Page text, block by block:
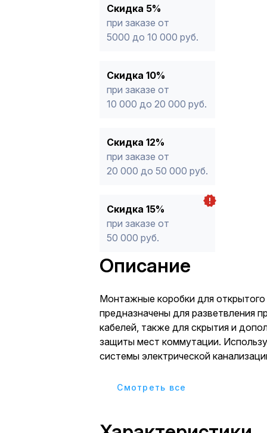
* -Для заказов, состоящих
продукции, максимальная скидка
Скидка 5%
при заказе от
5000 до 10 000 руб.
Скидка 10%
при заказе от
10 000 до 20 000 руб.
Скидка 12%
при заказе от
20 000 до 50 000 руб.
Скидка 15%
при заказе от
50 000 руб.
Описание
Монтажные коробки для
предназначены для разветвления
кабелей, также для скрытия и
защиты мест коммутации.
системы электрической
повышенной степенью защиты
прямого монтажа. Материал
Cмотреть все